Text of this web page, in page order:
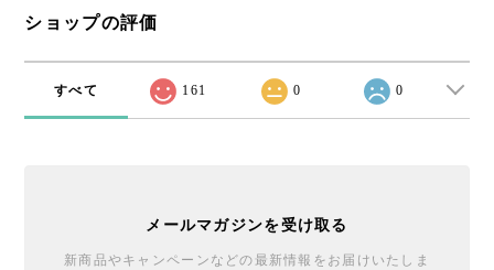
ショップの評価
すべて 161 0 0
メールマガジンを受け取る
新商品やキャンペーンなどの最新情報をお届けいたしま